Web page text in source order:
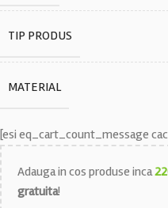
TIP PRODUS
MATERIAL
[esi eq_cart_count_message
Adauga in cos produse inca
gratuita!